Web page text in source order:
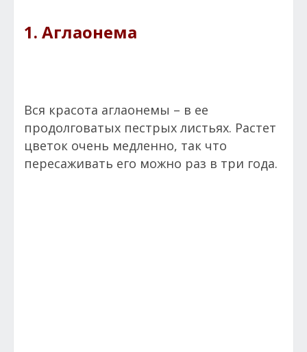
1. Аглаонема
Вся красота аглаонемы – в ее
продолговатых пестрых листьях. Растет
цветок очень медленно, так что
пересаживать его можно раз в три года.